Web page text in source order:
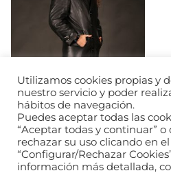
Utilizamos cookies propias y
nuestro servicio y poder
hábitos de navegación.
Puedes aceptar todas las
“Aceptar todas y continuar” o
rechazar su uso clicando en
“Configurar/Rechazar
información más detallada,